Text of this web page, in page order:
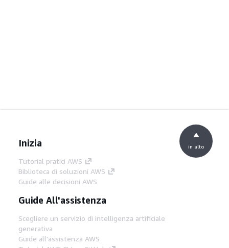
Inizia
Tutorial pratici AWS
Biblioteca di soluzioni AWS
Guide alle decisioni AWS
Guide All'assistenza
Scegliere un servizio di intelligenza artificiale
generativa
Guide all'assistenza AWS
in alto